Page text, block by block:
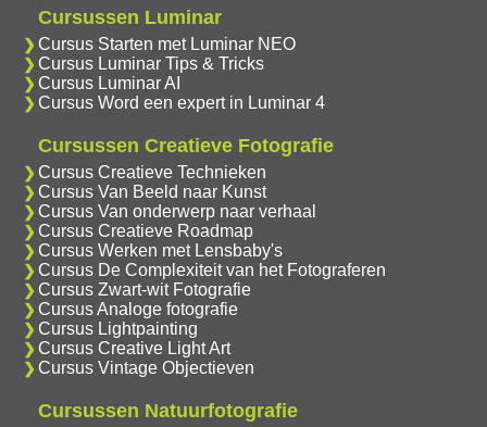
Cursussen Luminar
Cursus Starten met Luminar NEO
Cursus Luminar Tips & Tricks
Cursus Luminar AI
Cursus Word een expert in Luminar 4
Cursussen Creatieve Fotografie
Cursus Creatieve Technieken
Cursus Van Beeld naar Kunst
Cursus Van onderwerp naar verhaal
Cursus Creatieve Roadmap
Cursus Werken met Lensbaby's
Cursus De Complexiteit van het Fotograferen
Cursus Zwart-wit Fotografie
Cursus Analoge fotografie
Cursus Lightpainting
Cursus Creative Light Art
Cursus Vintage Objectieven
Cursussen Natuurfotografie